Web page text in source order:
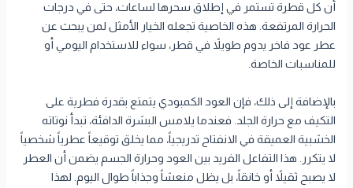
أن كل قطرة تستمر في إطلاق سحرها لساعات، حتى في درجات
الحرارة المرتفعة. هذه الخاصية تجعله الخيار الأمثل لمن يبحث عن
عطر عود فاخر يدوم طويلاً في قطر، سواء للاستخدام اليومي أو
للمناسبات الخاصة.
بالإضافة إلى ذلك، فإن العود الكمبودي يتمتع بقدرة فطرية على
التكيف مع حرارة الجلد. فعندما يلامس البشرة الدافئة، تبدأ نوتاته
الخشبية العميقة في الانفتاح تدريجياً، مما يخلق توقيعاً عطرياً شخصياً
لا يتكرر. هذا التفاعل الفريد بين العود وحرارة الجسم يضمن أن العطر
لا يصبح ثقيلاً أو خانقاً، بل يظل منعشاً وجذاباً طوال اليوم. لهذا